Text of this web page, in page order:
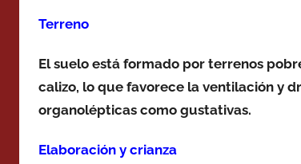
Terreno
El suelo está formado por terrenos
calizo, lo que favorece la ventilación y
organolépticas como gustativas.
Elaboración y crianza